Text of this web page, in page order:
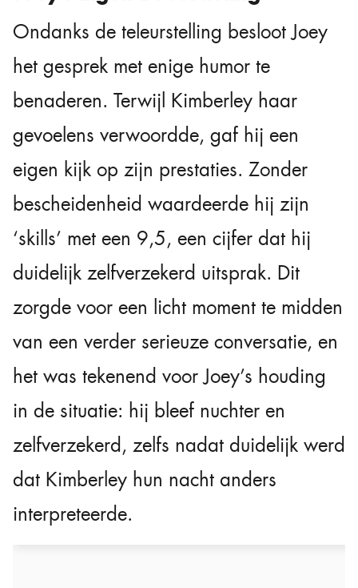
Ondanks de teleurstelling besloot Joey
het gesprek met enige humor te
benaderen. Terwijl Kimberley haar
gevoelens verwoordde, gaf hij een
eigen kijk op zijn prestaties. Zonder
bescheidenheid waardeerde hij zijn
‘skills’ met een 9,5, een cijfer dat hij
duidelijk zelfverzekerd uitsprak. Dit
zorgde voor een licht moment te midden
van een verder serieuze conversatie, en
het was tekenend voor Joey’s houding
in de situatie: hij bleef nuchter en
zelfverzekerd, zelfs nadat duidelijk werd
dat Kimberley hun nacht anders
interpreteerde.